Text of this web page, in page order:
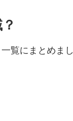
覧にまとめまし